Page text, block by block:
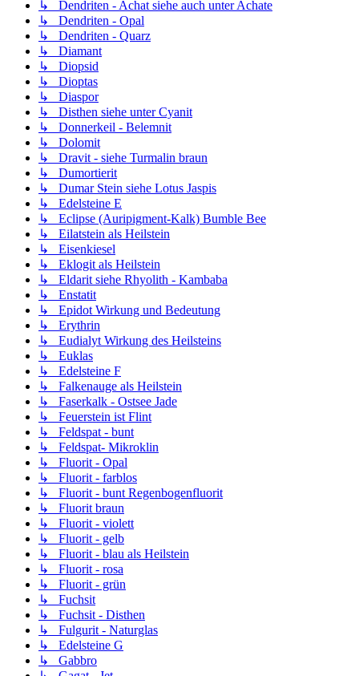
↳ Dendriten - Achat siehe auch unter Achate
↳ Dendriten - Opal
↳ Dendriten - Quarz
↳ Diamant
↳ Diopsid
↳ Dioptas
↳ Diaspor
↳ Disthen siehe unter Cyanit
↳ Donnerkeil - Belemnit
↳ Dolomit
↳ Dravit - siehe Turmalin braun
↳ Dumortierit
↳ Dumar Stein siehe Lotus Jaspis
↳ Edelsteine E
↳ Eclipse (Auripigment-Kalk) Bumble Bee
↳ Eilatstein als Heilstein
↳ Eisenkiesel
↳ Eklogit als Heilstein
↳ Eldarit siehe Rhyolith - Kambaba
↳ Enstatit
↳ Epidot Wirkung und Bedeutung
↳ Erythrin
↳ Eudialyt Wirkung des Heilsteins
↳ Euklas
↳ Edelsteine F
↳ Falkenauge als Heilstein
↳ Faserkalk - Ostsee Jade
↳ Feuerstein ist Flint
↳ Feldspat - bunt
↳ Feldspat- Mikroklin
↳ Fluorit - Opal
↳ Fluorit - farblos
↳ Fluorit - bunt Regenbogenfluorit
↳ Fluorit braun
↳ Fluorit - violett
↳ Fluorit - gelb
↳ Fluorit - blau als Heilstein
↳ Fluorit - rosa
↳ Fluorit - grün
↳ Fuchsit
↳ Fuchsit - Disthen
↳ Fulgurit - Naturglas
↳ Edelsteine G
↳ Gabbro